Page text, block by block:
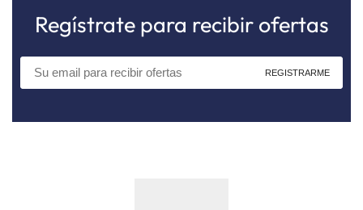
Regístrate para recibir ofertas